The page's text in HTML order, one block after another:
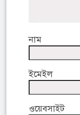
নাম
ইমেইল
ওয়েবসাইট